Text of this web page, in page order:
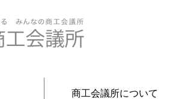
商工会議所について